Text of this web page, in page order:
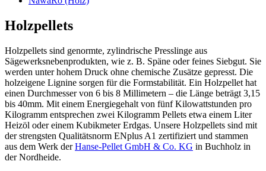
Holzpellets
Holzpellets sind genormte, zylindrische Presslinge aus
Sägewerksnebenprodukten, wie z. B. Späne oder feines Siebgut. Sie
werden unter hohem Druck ohne chemische Zusätze gepresst. Die
holzeigene Lignine sorgen für die Formstabilität. Ein Holzpellet hat
einen Durchmesser von 6 bis 8 Millimetern – die Länge beträgt 3,15
bis 40mm. Mit einem Energiegehalt von fünf Kilowattstunden pro
Kilogramm entsprechen zwei Kilogramm Pellets etwa einem Liter
Heizöl oder einem Kubikmeter Erdgas. Unsere Holzpellets sind mit
der strengsten Qualitätsnorm ENplus A1 zertifiziert und stammen
aus dem Werk derHanse-Pellet GmbH & Co. KG in Buchholz in
der Nordheide.